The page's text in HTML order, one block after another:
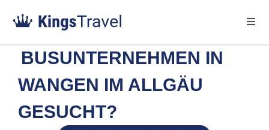
BUSUNTERNEHMEN IN
WANGEN IM ALLGÄU
GESUCHT?